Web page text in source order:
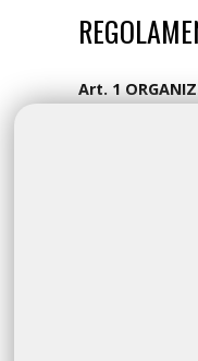
Art. 1
MONVISO
come
totale ed
allestiti per la
della
di conclusione